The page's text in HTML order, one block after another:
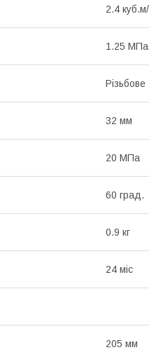
2.4
1.25 МПа
Різьбове
32 мм
20 МПа
60 град.
0.9 кг
24 міс
205 мм